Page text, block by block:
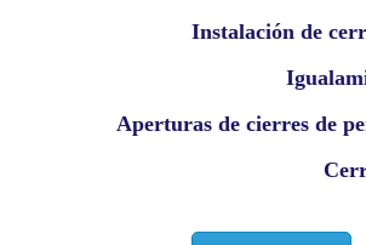
Instalación de
Aperturas de cierres de